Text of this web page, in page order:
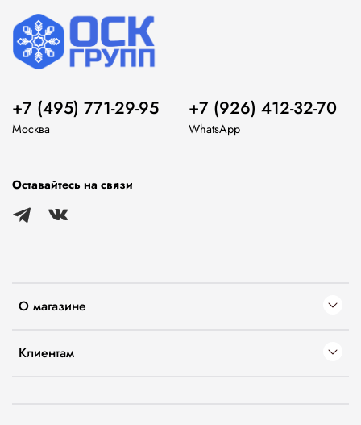
О магазине
Клиентам
+7 (495) 771-29-95
Москва
+7 (926) 412-32-70
WhatsApp
Оставайтесь на связи